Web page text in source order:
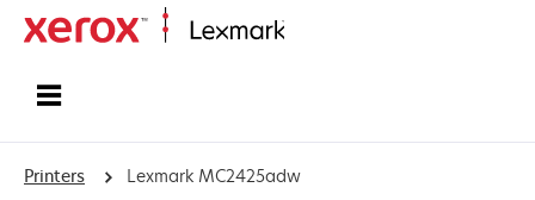
Printers Lexmark MC2425adw